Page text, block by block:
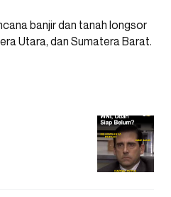
banjir dan tanah longsor
Utara, dan Sumatera Barat.